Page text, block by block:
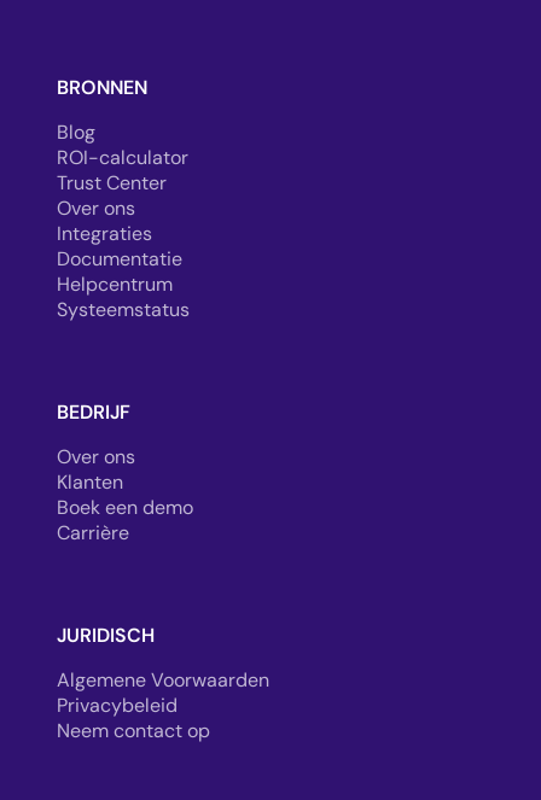
BRONNEN
Blog
ROI-calculator
Trust Center
Over ons
Integraties
Documentatie
Helpcentrum
Systeemstatus
BEDRIJF
Over ons
Klanten
Boek een demo
Carrière
JURIDISCH
Algemene Voorwaarden
Privacybeleid
Neem contact op